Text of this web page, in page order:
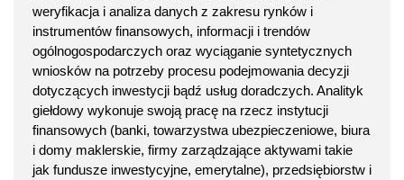
weryfikacja i analiza danych z zakresu rynków i
instrumentów finansowych, informacji i trendów
ogólnogospodarczych oraz wyciąganie syntetycznych
wniosków na potrzeby procesu podejmowania decyzji
dotyczących inwestycji bądź usług doradczych. Analityk
giełdowy wykonuje swoją pracę na rzecz instytucji
finansowych (banki, towarzystwa ubezpieczeniowe, biura
i domy maklerskie, firmy zarządzające aktywami takie
jak fundusze inwestycyjne, emerytalne), przedsiębiorstw i